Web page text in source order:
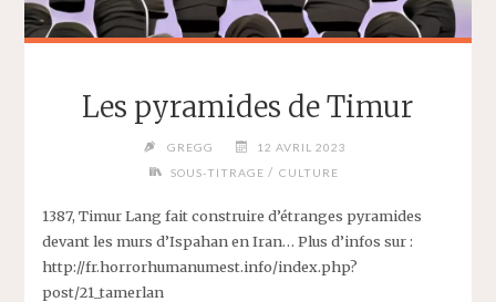
Les pyramides de Timur
GREGG
12 AVRIL 2023
SOUS-TITRAGE / CULTURE
1387, Timur Lang fait construire d’étranges pyramides
devant les murs d’Ispahan en Iran… Plus d’infos sur :
http://fr.horrorhumanumest.info/index.php?
post/21_tamerlan